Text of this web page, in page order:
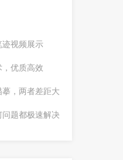
迹视频展示
优质高效
，两者差距大
题都极速解决